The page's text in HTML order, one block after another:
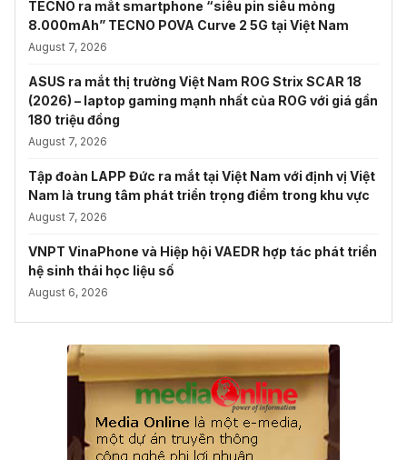
TECNO ra mắt smartphone “siêu pin siêu mỏng
8.000mAh” TECNO POVA Curve 2 5G tại Việt Nam
August 7, 2026
ASUS ra mắt thị trường Việt Nam ROG Strix SCAR 18
(2026) – laptop gaming mạnh nhất của ROG với giá gần
180 triệu đồng
August 7, 2026
Tập đoàn LAPP Đức ra mắt tại Việt Nam với định vị Việt
Nam là trung tâm phát triển trọng điểm trong khu vực
August 7, 2026
VNPT VinaPhone và Hiệp hội VAEDR hợp tác phát triển
hệ sinh thái học liệu số
August 6, 2026